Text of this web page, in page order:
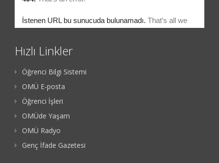
Hızlı Linkler
Öğrenci Bilgi Sistemi
OMÜ E-posta
Öğrenci İşleri
OMÜde Yaşam
OMÜ Radyo
Genç İfade Gazetesi